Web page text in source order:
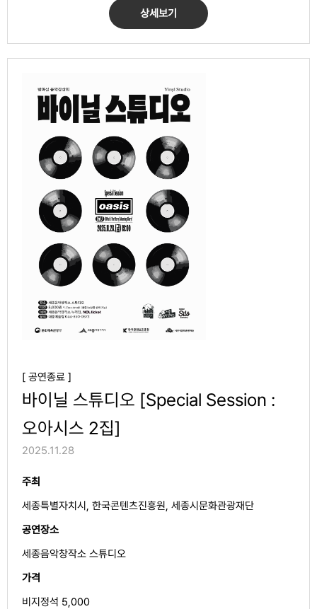
상세보기
[ 공연종료 ]
바이닐 스튜디오 [Special Session :
오아시스 2집]
2025.11.28
주최
세종특별자치시, 한국콘텐츠진흥원, 세종시문화관광재단
공연장소
세종음악창작소 스튜디오
가격
비지정석 5,000